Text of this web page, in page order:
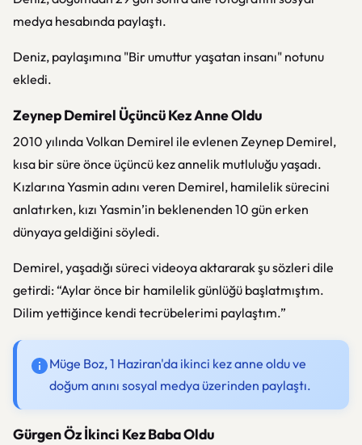
medya hesabında paylaştı.
Deniz, paylaşımına "Bir umuttur yaşatan insanı" notunu
ekledi.
Zeynep Demirel Üçüncü Kez Anne Oldu
2010 yılında Volkan Demirel ile evlenen Zeynep Demirel,
kısa bir süre önce üçüncü kez annelik mutluluğu yaşadı.
Kızlarına Yasmin adını veren Demirel, hamilelik sürecini
anlatırken, kızı Yasmin’in beklenenden 10 gün erken
dünyaya geldiğini söyledi.
Demirel, yaşadığı süreci videoya aktararak şu sözleri dile
getirdi: “Aylar önce bir hamilelik günlüğü başlatmıştım.
Dilim yettiğince kendi tecrübelerimi paylaştım.”
Müge Boz, 1 Haziran'da ikinci kez anne oldu ve
doğum anını sosyal medya üzerinden paylaştı.
Gürgen Öz İkinci Kez Baba Oldu